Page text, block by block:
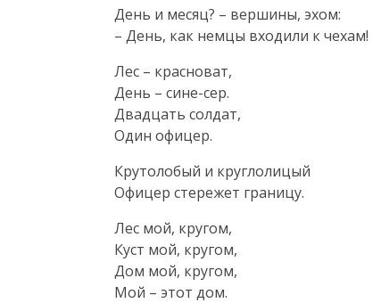
День и месяц? – вершины, эхом:
– День, как немцы входили к чехам!
Лес – красноват,
День – сине-сер.
Двадцать солдат,
Один офицер.
Крутолобый и круглолицый
Офицер стережет границу.
Лес мой, кругом,
Куст мой, кругом,
Дом мой, кругом,
Мой – этот дом.